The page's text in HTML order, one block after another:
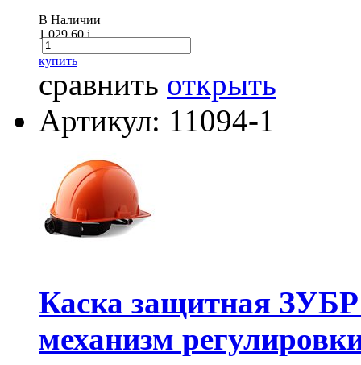
В Наличии
1 029.60i
купить
сравнить открыть
Артикул: 11094-1
Каска защитная
механизм